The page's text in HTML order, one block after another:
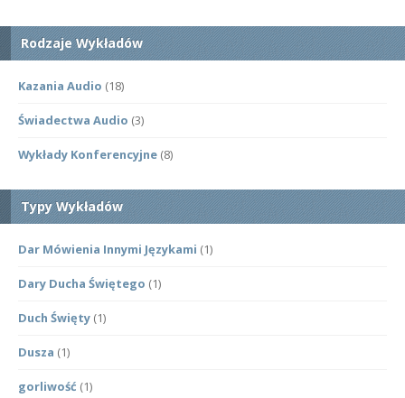
Rodzaje Wykładów
Kazania Audio (18)
Świadectwa Audio (3)
Wykłady Konferencyjne (8)
Typy Wykładów
Dar Mówienia Innymi Językami (1)
Dary Ducha Świętego (1)
Duch Święty (1)
Dusza (1)
gorliwość (1)